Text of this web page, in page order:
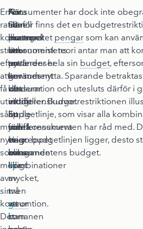
En
rationell
konsument
strävar
efter
att
få
ut
så
mycket
nytta
som
möjligt
av
sin
konsumtion.
Det
Anta
till
exempel
att
en
konsument
värderar
ett
äpple
och
en
banan
lika
mycket,
men
att
bananen
När
man
pratar
om
nytta
är
det
viktigt
att
förstå
begreppet
avtagande
m
a
r
g
i
För
att
illustrera
konsumentens
preferenser
används
ofta
indifferenskurvor.
En
indifferenskurva
visar
olika
kombinationer
av
två
varor
som
Konsumenter har dock inte
Därför finns det en
hur mycket pengar som kan
I ekonomisk teori antar man att
använder hela sin budget,
ger mer nytta. Sparande
konsumtion och utesluts därför i
modeller. Budgetrestriktionen
budgetlinje, som visar alla
som konsumenten har råd med.
origo budgetlinjen ligger, desto
konsumentens budget.